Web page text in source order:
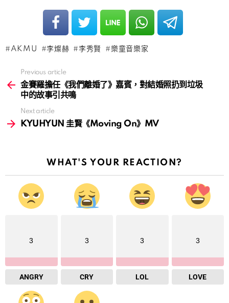
AKMU 李燦赫 李秀賢 樂童音樂家
more
Previous article
金賽羅擔任《我們離婚了》嘉賓，對結婚照扔到垃圾
中的故事引共鳴
Next article
KYUHYUN 圭賢《Moving On》MV
WHAT'S YOUR REACTION?
3
ANGRY
3
CRY
3
LOL
3
LOVE